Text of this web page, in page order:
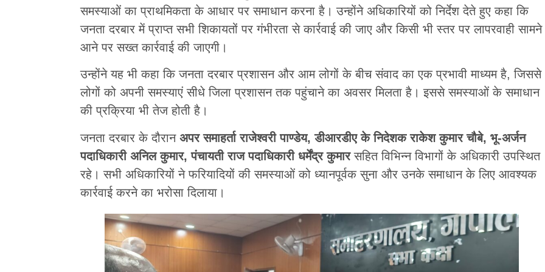
समस्याओं का प्राथमिकता के आधार पर समाधान करना है। उन्होंने अधिकारियों को निर्देश देते हुए कहा कि
जनता दरबार में प्राप्त सभी शिकायतों पर गंभीरता से कार्रवाई की जाए और किसी भी स्तर पर लापरवाही सामने
आने पर सख्त कार्रवाई की जाएगी।
उन्होंने यह भी कहा कि जनता दरबार प्रशासन और आम लोगों के बीच संवाद का एक प्रभावी माध्यम है, जिससे
लोगों को अपनी समस्याएं सीधे जिला प्रशासन तक पहुंचाने का अवसर मिलता है। इससे समस्याओं के समाधान
की प्रक्रिया भी तेज होती है।
जनता दरबार के दौरान अपर समाहर्ता राजेश्वरी पाण्डेय, डीआरडीए के निदेशक राकेश कुमार चौबे, भू-अर्जन
पदाधिकारी अनिल कुमार, पंचायती राज पदाधिकारी धर्मेंद्र कुमारसहित विभिन्न विभागों के अधिकारी उपस्थित
रहे। सभी अधिकारियों ने फरियादियों की समस्याओं को ध्यानपूर्वक सुना और उनके समाधान के लिए आवश्यक
कार्रवाई करने का भरोसा दिलाया।